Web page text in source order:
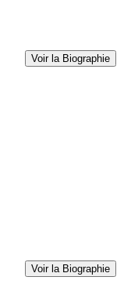
Voir la Biographie
Voir la Biographie